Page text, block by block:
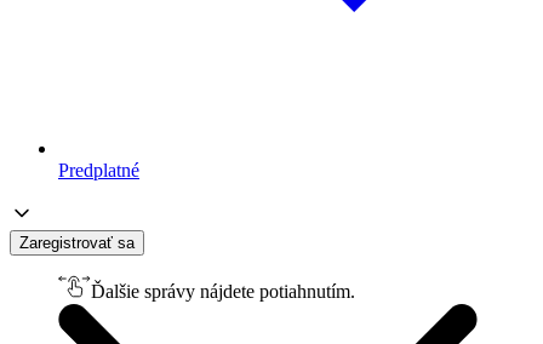
Predplatné
Zaregistrovať sa
Ďalšie správy nájdete potiahnutím.